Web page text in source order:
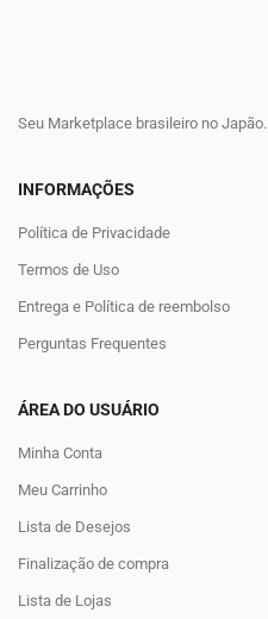
Seu Marketplace brasileiro no Japão.
INFORMAÇÕES
Política de Privacidade
Termos de Uso
Entrega e Política de reembolso
Perguntas Frequentes
ÁREA DO USUÁRIO
Minha Conta
Meu Carrinho
Lista de Desejos
Finalização de compra
Lista de Lojas